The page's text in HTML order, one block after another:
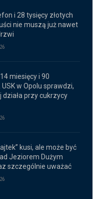
i 28 tysięcy złotych
nie muszą już nawet
miesięcy i 90
w Opolu sprawdzi,
działa przy cukrzycy
kusi, ale może być
Jeziorem Dużym
szczególnie uważać